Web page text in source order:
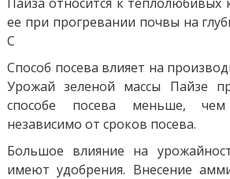
ее при прогревании почвы на
С
Способ посева влияет на
Урожай зеленой массы Пайзе
способе посева меньше,
независимо от сроков посева.
Большое влияние на
имеют удобрения. Внесение